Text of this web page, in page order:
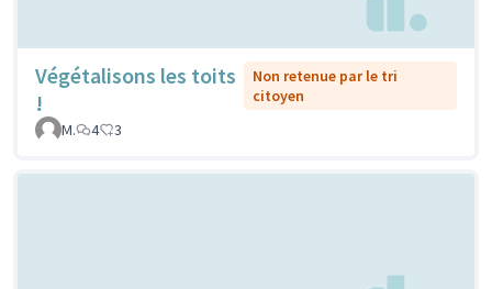
Végétalisons les toits
!
Non retenue par le tri
citoyen
M.
4 3